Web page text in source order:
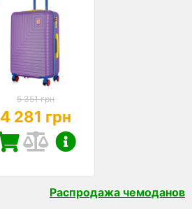
5 351 грн
4 281 грн
Распродажа чемоданов